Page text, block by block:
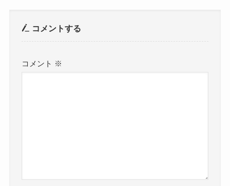
コメントする
コメント ※